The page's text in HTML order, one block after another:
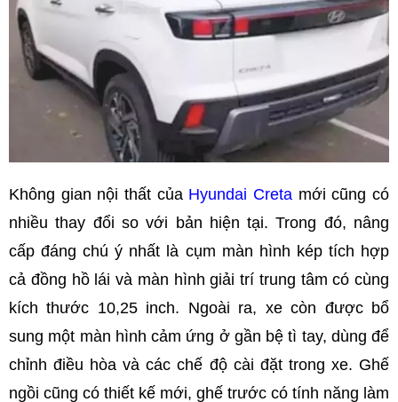
Không gian nội thất của Hyundai Creta mới cũng có
nhiều thay đổi so với bản hiện tại. Trong đó, nâng
cấp đáng chú ý nhất là cụm màn hình kép tích hợp
cả đồng hồ lái và màn hình giải trí trung tâm có cùng
kích thước 10,25 inch. Ngoài ra, xe còn được bổ
sung một màn hình cảm ứng ở gần bệ tì tay, dùng để
chỉnh điều hòa và các chế độ cài đặt trong xe. Ghế
ngồi cũng có thiết kế mới, ghế trước có tính năng làm